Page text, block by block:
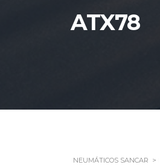
ATX78
NEUMÁTICOS SANCAR >